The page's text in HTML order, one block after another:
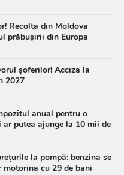
Recolta din Moldova
prăbușirii din Europa
șoferilor! Acciza la
2027
anual pentru o
putea ajunge la 10 mii de
la pompă: benzina se
cu 29 de bani